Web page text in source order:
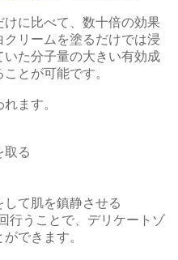
に比べて、数十倍の効果
リームを塗るだけでは浸
た分子量の大きい有効成
とが可能です。
ます。
取る
て肌を鎮静させる
行うことで、デリケートゾ
できます。